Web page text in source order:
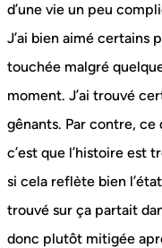
d’une vie un peu
J’ai bien aimé certains
touchée malgré
moment. J’ai trouvé
gênants. Par contre, ce
c’est que l’histoire est
si cela reflète bien l’état
trouvé sur ça partait
donc plutôt mitigée